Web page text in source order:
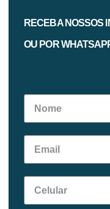
RECEBA NOSSOS
OU POR